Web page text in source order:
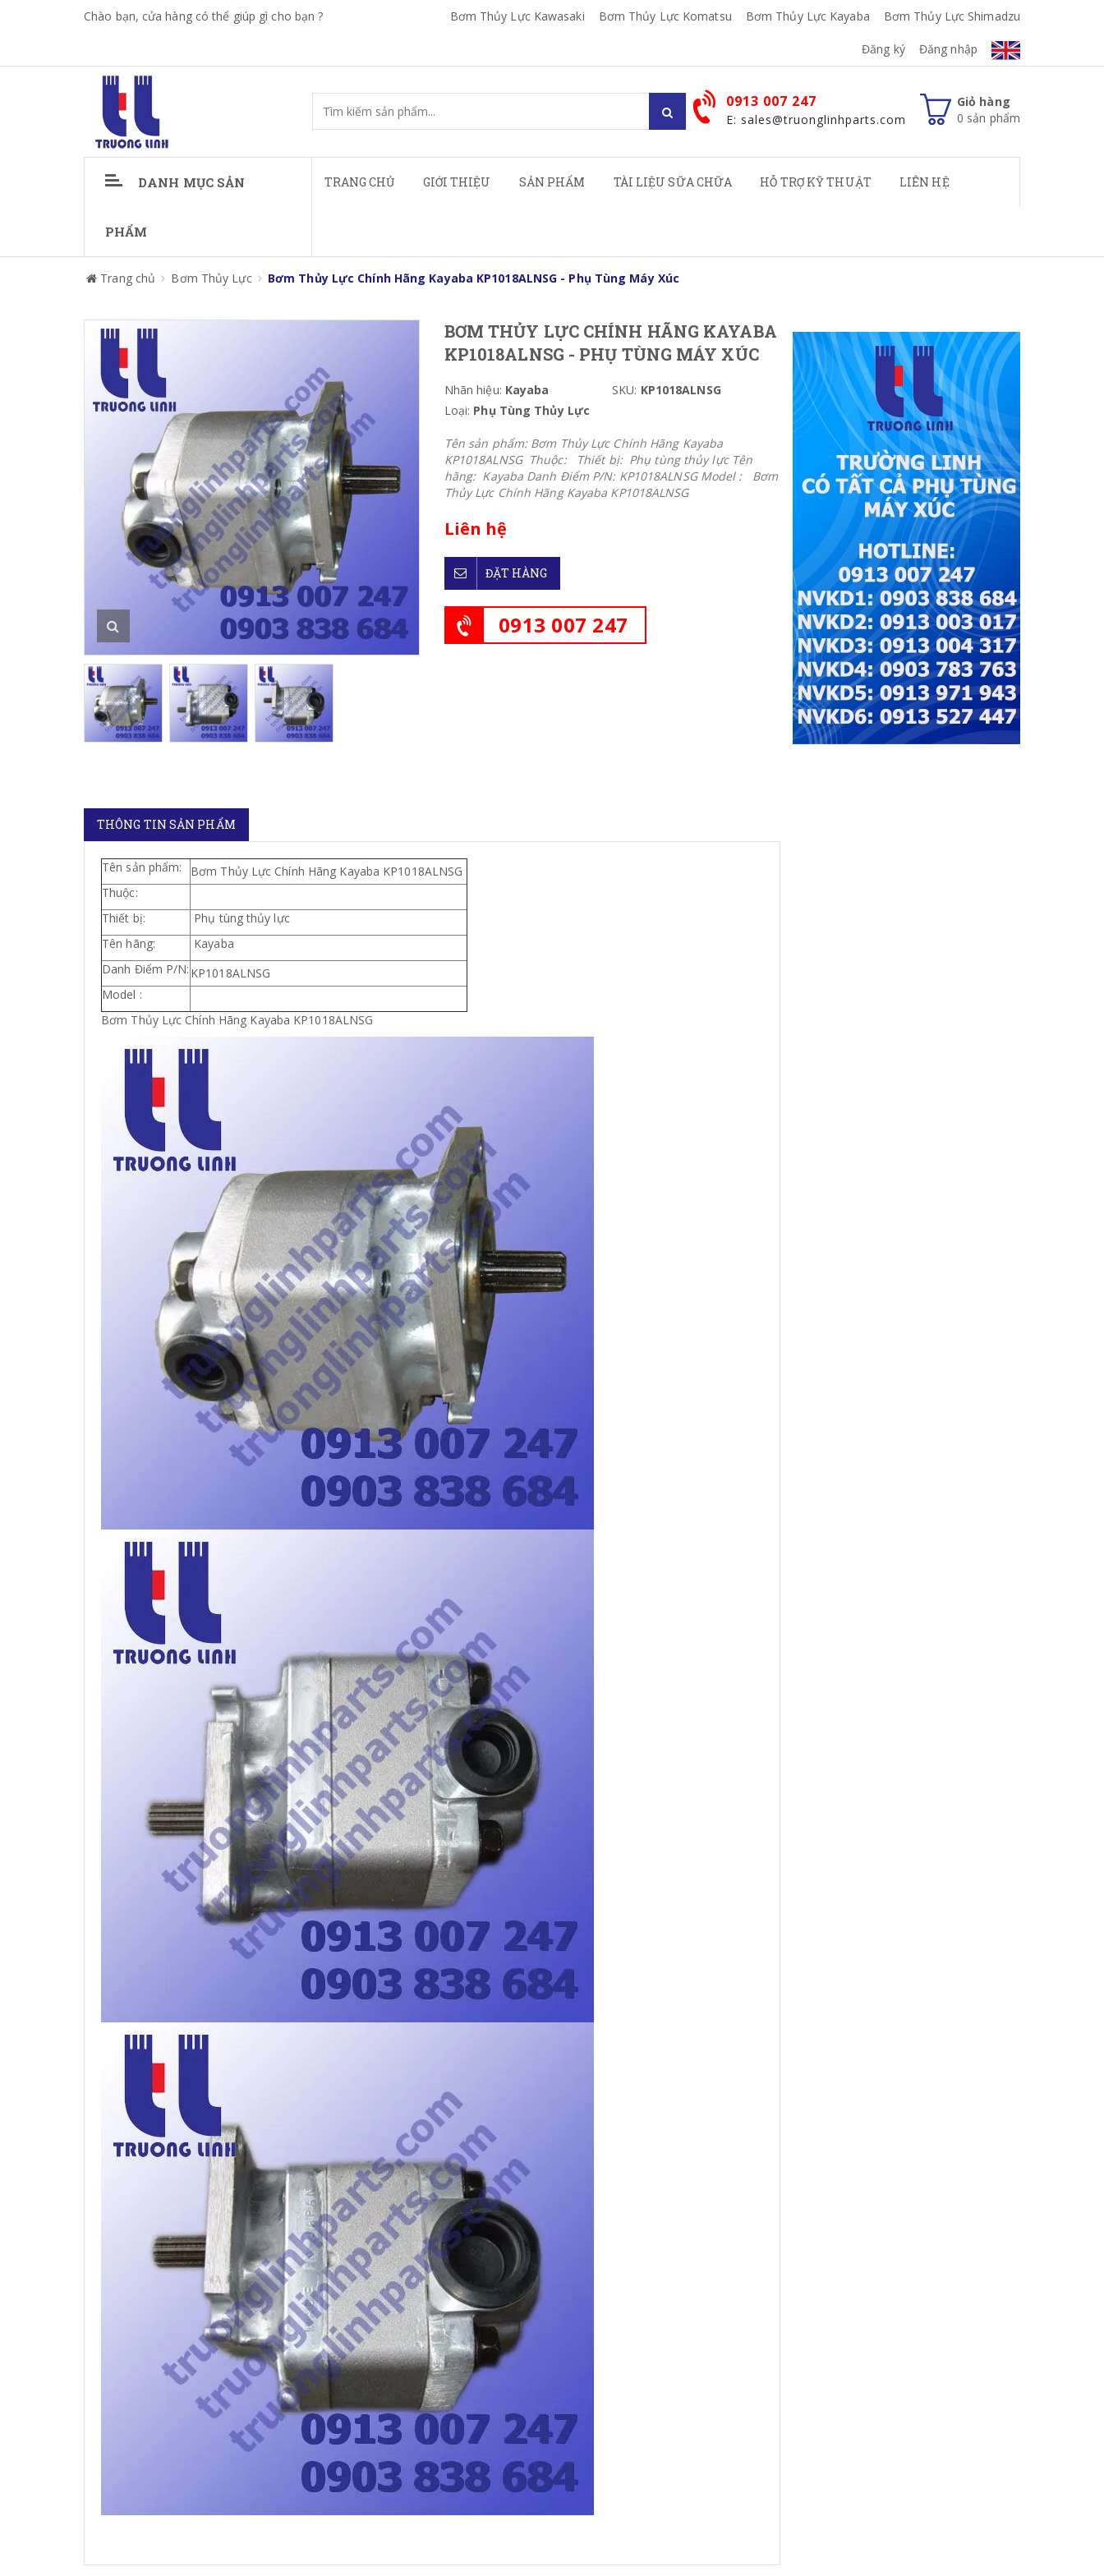
Chào bạn, cửa hàng có thể giúp gì cho bạn ? Bơm Thủy Lực Kawasaki Bơm Thủy Lực Komatsu Bơm Thủy Lực Kayaba Bơm Thủy Lực Shimadzu
Đăng ký Đăng nhập
Giỏ hàng
0 sản phẩm
0913 007 247
E: sales@truonglinhparts.com
DANH MỤC SẢN
PHẨM
TRANG CHỦ GIỚI THIỆU SẢN PHẨM TÀI LIỆU SỮA CHỮA HỖ TRỢ KỸ THUẬT LIÊN HỆ
Trang chủ Bơm Thủy Lực Bơm Thủy Lực Chính Hãng Kayaba KP1018ALNSG - Phụ Tùng Máy Xúc
BƠM THỦY LỰC CHÍNH HÃNG KAYABA
KP1018ALNSG - PHỤ TÙNG MÁY XÚC
Nhãn hiệu: Kayaba SKU: KP1018ALNSG
Loại: Phụ Tùng Thủy Lực
Tên sản phẩm: Bơm Thủy Lực Chính Hãng Kayaba
KP1018ALNSG Thuộc: Thiết bị: Phụ tùng thủy lực Tên
hãng: Kayaba Danh Điểm P/N: KP1018ALNSG Model : Bơm
Thủy Lực Chính Hãng Kayaba KP1018ALNSG
Liên hệ
ĐẶT HÀNG
0913 007 247
THÔNG TIN SẢN PHẨM
Tên sản phẩm:
Bơm Thủy Lực Chính Hãng Kayaba KP1018ALNSG
Thuộc:
Thiết bị:
Phụ tùng thủy lực
Tên hãng:
Kayaba
Danh Điểm P/N: KP1018ALNSG
Model :
Bơm Thủy Lực Chính Hãng Kayaba KP1018ALNSG